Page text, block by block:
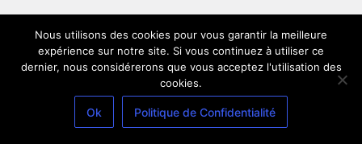
Nous utilisons des cookies pour vous garantir la meilleure
expérience sur notre site. Si vous continuez à utiliser ce
dernier, nous considérerons que vous acceptez l'utilisation des
cookies.
Ok Politique de Confidentialité